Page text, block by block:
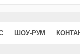
ШОУ-РУМ